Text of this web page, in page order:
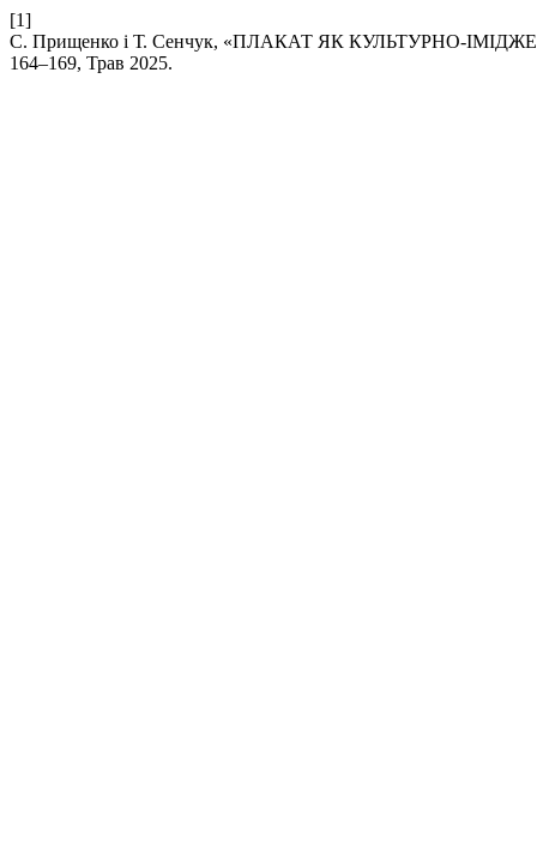
[1]
С. Прищенко і Т. Сенчук, «ПЛАКАТ ЯК КУЛЬТУРНО-
164–169, Трав 2025.